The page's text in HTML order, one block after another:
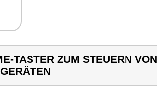
TASTER ZUM STEUERN VON